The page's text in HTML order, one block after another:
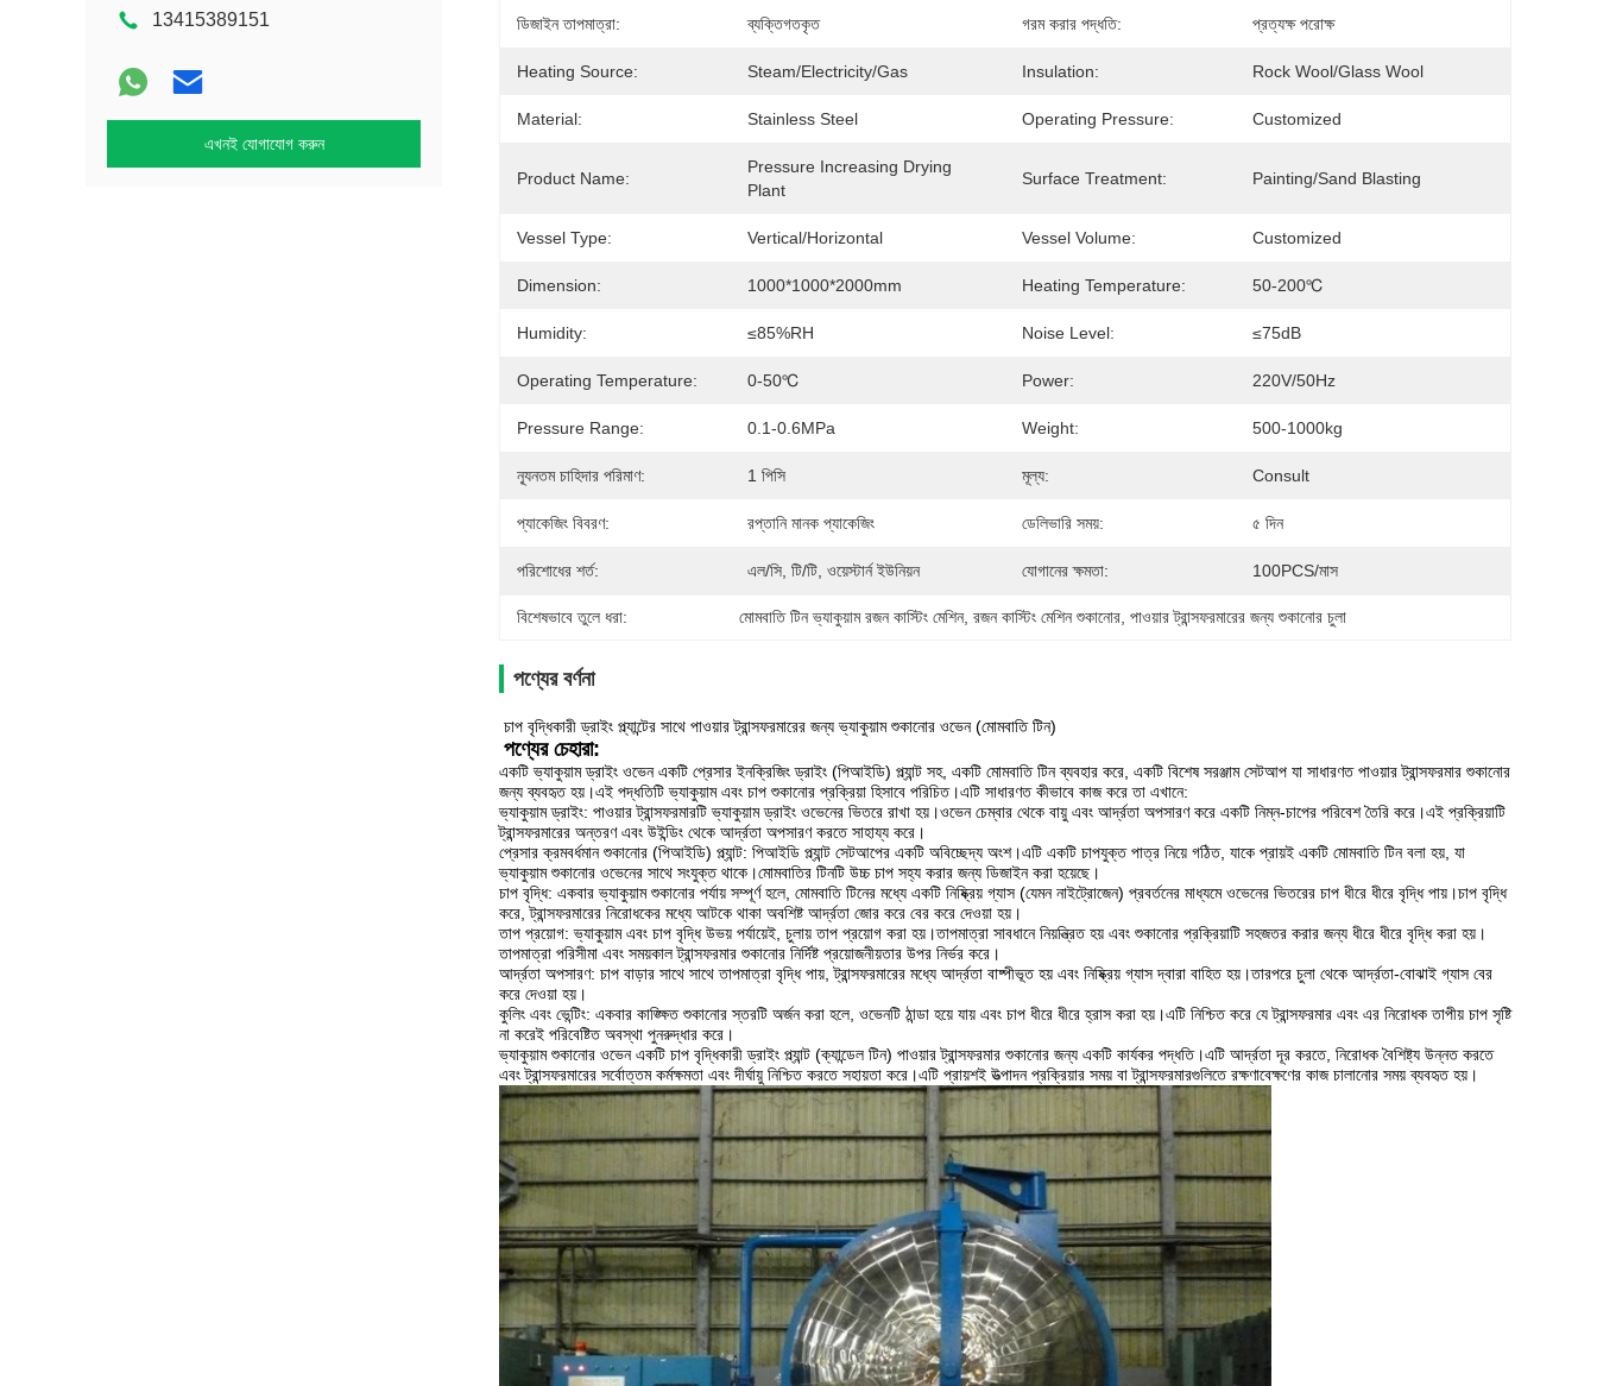
13415389151
এখনই যোগাযোগ করুন
ডিজাইন তাপমাত্রা: ব্যক্তিগতকৃত গরম করার পদ্ধতি: প্রত্যক্ষ পরোক্ষ
Heating Source: Steam/Electricity/Gas Insulation: Rock Wool/Glass Wool
Material: Stainless Steel Operating Pressure: Customized
Product Name:
Pressure Increasing Drying
Plant
Surface Treatment: Painting/Sand Blasting
Vessel Type: Vertical/Horizontal Vessel Volume: Customized
Dimension: 1000*1000*2000mm Heating Temperature: 50-200℃
Humidity: ≤85%RH Noise Level: ≤75dB
Operating Temperature: 0-50℃ Power: 220V/50Hz
Pressure Range: 0.1-0.6MPa Weight: 500-1000kg
ন্যূনতম চাহিদার পরিমাণ: 1 পিসি মূল্য: Consult
প্যাকেজিং বিবরণ: রপ্তানি মানক প্যাকেজিং ডেলিভারি সময়: ৫ দিন
পরিশোধের শর্ত: এল/সি, টি/টি, ওয়েস্টার্ন ইউনিয়ন যোগানের ক্ষমতা: 100PCS/মাস
বিশেষভাবে তুলে ধরা: মোমবাতি টিন ভ্যাকুয়াম রজন কাস্টিং মেশিন, রজন কাস্টিং মেশিন শুকানোর , পাওয়ার ট্রান্সফরমারের জন্য শুকানোর চুলা
পণ্যের বর্ণনা
চাপ বৃদ্ধিকারী ড্রাইং প্ল্যান্টের সাথে পাওয়ার ট্রান্সফরমারের জন্য ভ্যাকুয়াম শুকানোর ওভেন (মোমবাতি টিন)
পণ্যের চেহারা:
একটি ভ্যাকুয়াম ড্রাইং ওভেন একটি প্রেসার ইনক্রিজিং ড্রাইং (পিআইডি) প্ল্যান্ট সহ, একটি মোমবাতি টিন ব্যবহার করে, একটি বিশেষ সরঞ্জাম সেটআপ যা সাধারণত পাওয়ার ট্রান্সফরমার শুকানোর
জন্য ব্যবহৃত হয়।এই পদ্ধতিটি ভ্যাকুয়াম এবং চাপ শুকানোর প্রক্রিয়া হিসাবে পরিচিত।এটি সাধারণত কীভাবে কাজ করে তা এখানে:
ভ্যাকুয়াম ড্রাইং: পাওয়ার ট্রান্সফরমারটি ভ্যাকুয়াম ড্রাইং ওভেনের ভিতরে রাখা হয়।ওভেন চেম্বার থেকে বায়ু এবং আর্দ্রতা অপসারণ করে একটি নিম্ন-চাপের পরিবেশ তৈরি করে।এই প্রক্রিয়াটি
ট্রান্সফরমারের অন্তরণ এবং উইন্ডিং থেকে আর্দ্রতা অপসারণ করতে সাহায্য করে।
প্রেসার ক্রমবর্ধমান শুকানোর (পিআইডি) প্ল্যান্ট: পিআইডি প্ল্যান্ট সেটআপের একটি অবিচ্ছেদ্য অংশ।এটি একটি চাপযুক্ত পাত্র নিয়ে গঠিত, যাকে প্রায়ই একটি মোমবাতি টিন বলা হয়, যা
ভ্যাকুয়াম শুকানোর ওভেনের সাথে সংযুক্ত থাকে।মোমবাতির টিনটি উচ্চ চাপ সহ্য করার জন্য ডিজাইন করা হয়েছে।
চাপ বৃদ্ধি: একবার ভ্যাকুয়াম শুকানোর পর্যায় সম্পূর্ণ হলে, মোমবাতি টিনের মধ্যে একটি নিষ্ক্রিয় গ্যাস (যেমন নাইট্রোজেন) প্রবর্তনের মাধ্যমে ওভেনের ভিতরের চাপ ধীরে ধীরে বৃদ্ধি পায়।চাপ বৃদ্ধি
করে, ট্রান্সফরমারের নিরোধকের মধ্যে আটকে থাকা অবশিষ্ট আর্দ্রতা জোর করে বের করে দেওয়া হয়।
তাপ প্রয়োগ: ভ্যাকুয়াম এবং চাপ বৃদ্ধি উভয় পর্যায়েই, চুলায় তাপ প্রয়োগ করা হয়।তাপমাত্রা সাবধানে নিয়ন্ত্রিত হয় এবং শুকানোর প্রক্রিয়াটি সহজতর করার জন্য ধীরে ধীরে বৃদ্ধি করা হয়।
তাপমাত্রা পরিসীমা এবং সময়কাল ট্রান্সফরমার শুকানোর নির্দিষ্ট প্রয়োজনীয়তার উপর নির্ভর করে।
আর্দ্রতা অপসারণ: চাপ বাড়ার সাথে সাথে তাপমাত্রা বৃদ্ধি পায়, ট্রান্সফরমারের মধ্যে আর্দ্রতা বাষ্পীভূত হয় এবং নিষ্ক্রিয় গ্যাস দ্বারা বাহিত হয়।তারপরে চুলা থেকে আর্দ্রতা-বোঝাই গ্যাস বের
করে দেওয়া হয়।
কুলিং এবং ভেন্টিং: একবার কাঙ্ক্ষিত শুকানোর স্তরটি অর্জন করা হলে, ওভেনটি ঠান্ডা হয়ে যায় এবং চাপ ধীরে ধীরে হ্রাস করা হয়।এটি নিশ্চিত করে যে ট্রান্সফরমার এবং এর নিরোধক তাপীয় চাপ সৃষ্টি
না করেই পরিবেষ্টিত অবস্থা পুনরুদ্ধার করে।
ভ্যাকুয়াম শুকানোর ওভেন একটি চাপ বৃদ্ধিকারী ড্রাইং প্ল্যান্ট (ক্যান্ডেল টিন) পাওয়ার ট্রান্সফরমার শুকানোর জন্য একটি কার্যকর পদ্ধতি।এটি আর্দ্রতা দূর করতে, নিরোধক বৈশিষ্ট্য উন্নত করতে
এবং ট্রান্সফরমারের সর্বোত্তম কর্মক্ষমতা এবং দীর্ঘায়ু নিশ্চিত করতে সহায়তা করে।এটি প্রায়শই উত্পাদন প্রক্রিয়ার সময় বা ট্রান্সফরমারগুলিতে রক্ষণাবেক্ষণের কাজ চালানোর সময় ব্যবহৃত হয়।